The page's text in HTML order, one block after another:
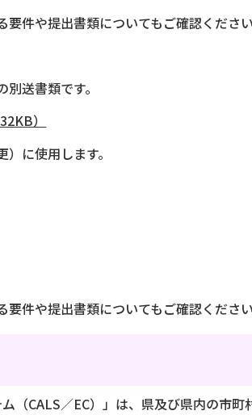
件や提出書類についてもご確認くださ
送書類です。
）
に使用します。
件や提出書類についてもご確認くださ
（CALS／EC）」は、県及び県内の市